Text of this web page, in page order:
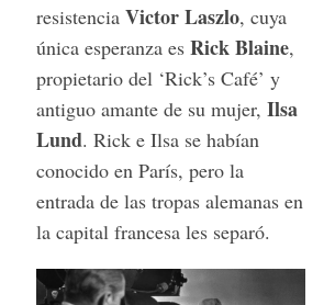
resistencia VictorLaszlo, cuya
única esperanza es RickBlaine,
propietario del ‘Rick’s Café’ y
antiguo amante de su mujer, Ilsa
Lund. Rick e Ilsa se habían
conocido en París, pero la
entrada de las tropas alemanas en
la capital francesa les separó.